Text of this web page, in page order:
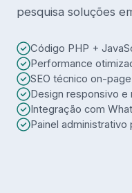
pesquisa soluções
Código PHP +
Performance
SEO técnico on-
Design responsivo
Integração com
Painel